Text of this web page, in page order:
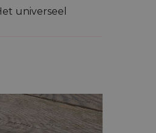
universeel